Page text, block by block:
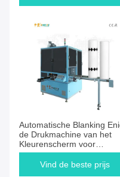
Automatische Blanking
de Drukmachine van het
Kleurenscherm voor
Ceramische Buis
Vind de beste prijs